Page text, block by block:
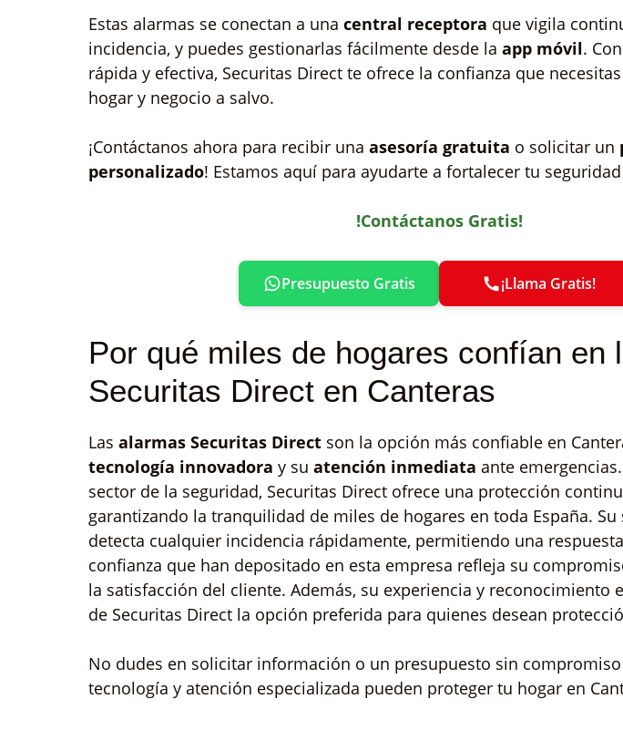
Estas alarmas se conectan a una central receptora que vigila
incidencia, y puedes gestionarlas fácilmente desde la app móvil.
rápida y efectiva, Securitas Direct te ofrece la confianza que
hogar y negocio a salvo.
¡Contáctanos ahora para recibir una asesoría gratuita o solicitar un
personalizado! Estamos aquí para ayudarte a fortalecer tu
!Contáctanos Gratis!
Presupuesto Gratis ¡Llama Gratis!
Por qué miles de hogares confían en
Securitas Direct en Canteras
Las alarmas Securitas Direct son la opción más confiable en
tecnología innovadora y su atención inmediata ante
sector de la seguridad, Securitas Direct ofrece una protección
garantizando la tranquilidad de miles de hogares en toda España. Su
detecta cualquier incidencia rápidamente, permitiendo una
confianza que han depositado en esta empresa refleja su
la satisfacción del cliente. Además, su experiencia y reconocimiento
de Securitas Direct la opción preferida para quienes desean
No dudes en solicitar información o un presupuesto sin
tecnología y atención especializada pueden proteger tu hogar en